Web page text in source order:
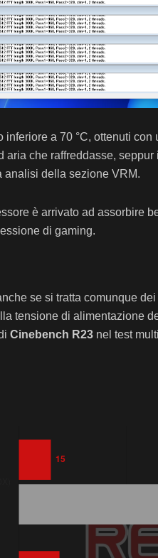
a 70 °C, ottenuti
aria che raffreddasse,
analisi della sezione VRM.
è arrivato ad assorbire
di gaming.
se si tratta comunque dei
tensione di alimentazione
Cinebench R23 nel test